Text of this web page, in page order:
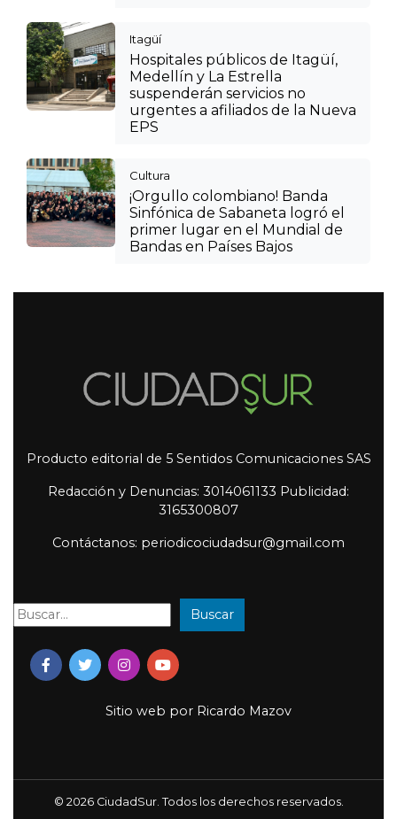
Itagüí
Hospitales públicos de Itagüí,
Medellín y La Estrella
suspenderán servicios no
urgentes a afiliados de la Nueva
EPS
Cultura
¡Orgullo colombiano! Banda
Sinfónica de Sabaneta logró el
primer lugar en el Mundial de
Bandas en Países Bajos
Producto editorial de 5 Sentidos Comunicaciones SAS
Redacción y Denuncias: 3014061133 Publicidad:
3165300807
Contáctanos: periodicociudadsur@gmail.com
Buscar: Buscar
Sitio web por Ricardo Mazov
© 2026 CiudadSur. Todos los derechos reservados.